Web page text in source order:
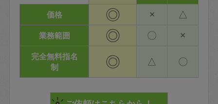
価格
◎ × △
業務範囲 ◎ 〇 ×
完全無料指名
制
◎ △ 〇